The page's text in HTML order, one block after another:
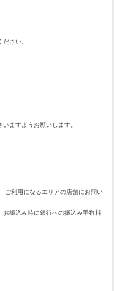
さい。
ますようお願いします。
ご利用になるエリアの店舗にお問い
お振込み時に銀行への振込み手数料